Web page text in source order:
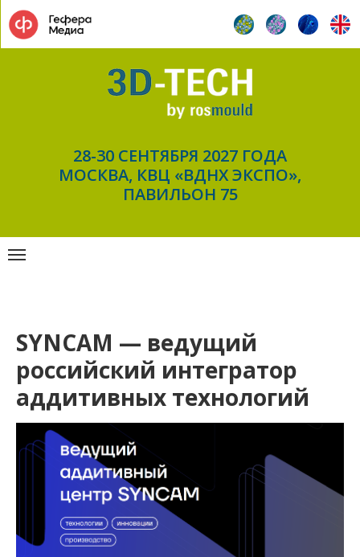
28-30 СЕНТЯБРЯ 2027 ГОДА
МОСКВА, КВЦ «ВДНХ ЭКСПО»,
ПАВИЛЬОН 75
SYNCAM — ведущий
российский интегратор
аддитивных технологий